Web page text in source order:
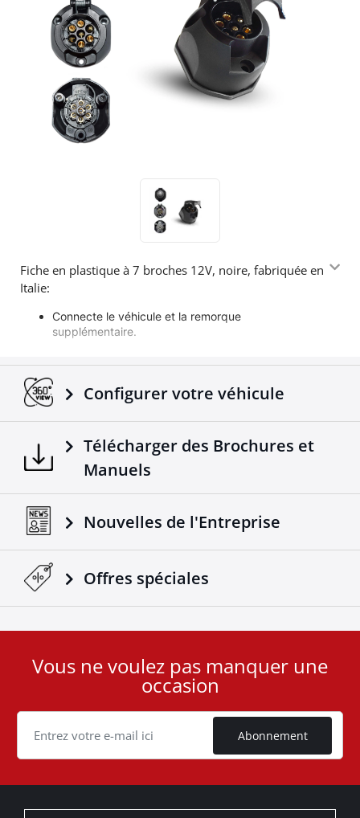
Fiche en plastique à 7 broches 12V, noire, fabriquée en
Italie:
Connecte le véhicule et la remorque
supplémentaire.
véhicule à la remorque.
Adaptable sur tous les camions / remorques.
Fabriqué selon les normes européennes.
gamme déjà réussie des accessoires Tessera4x4.
Configurer votre véhicule
Télécharger des Brochures et
Manuels
Nouvelles de l'Entreprise
Offres spéciales
User
Cookie
Vous ne voulez pas manquer une
occasion
Abonnement